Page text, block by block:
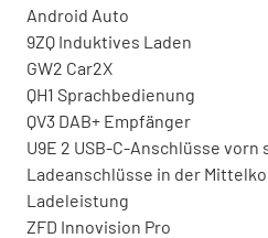
Android Auto
9ZQ Induktives Laden
GW2 Car2X
QH1 Sprachbedienung
QV3 DAB+ Empfänger
U9E 2 USB-C-Anschlüsse vorn
Ladeanschlüsse in der
Ladeleistung
ZFD Innovision Pro